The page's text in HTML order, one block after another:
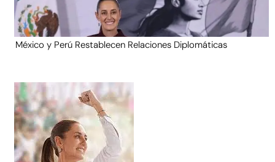
México y Perú Restablecen Relaciones Diplomáticas